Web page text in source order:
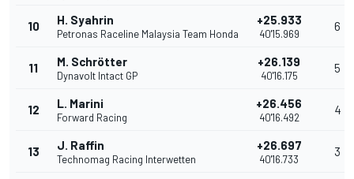
10 H. Syahrin
Petronas Raceline Malaysia Team Honda
+25.933
40'15.969
6
11 M. Schrötter
Dynavolt Intact GP
+26.139
40'16.175
5
12 L. Marini
Forward Racing
+26.456
40'16.492
4
13 J. Raffin
Technomag Racing Interwetten
+26.697
40'16.733
3